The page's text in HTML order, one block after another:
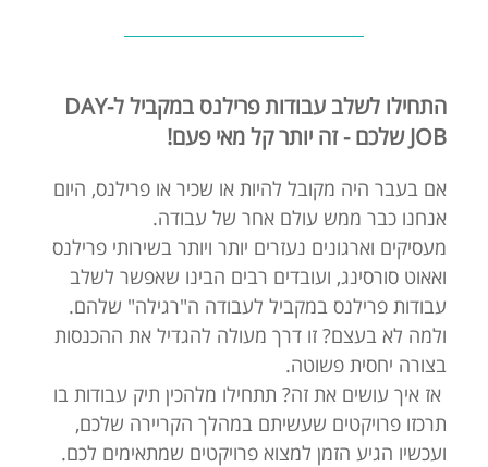
התחילו לשלב עבודות פרילנס במקביל ל-DAY
JOB שלכם - זה יותר קל מאי פעם!
אם בעבר היה מקובל להיות או שכיר או פרילנס, היום
אנחנו כבר ממש עולם אחר של עבודה.
מעסיקים וארגונים נעזרים יותר ויותר בשירותי פרילנס
ואאוט סורסינג, ועובדים רבים הבינו שאפשר לשלב
עבודות פרילנס במקביל לעבודה ה"רגילה" שלהם.
ולמה לא בעצם? זו דרך מעולה להגדיל את ההכנסות
בצורה יחסית פשוטה.
אז איך עושים את זה? תתחילו מלהכין תיק עבודות בו
תרכזו פרויקטים שעשיתם במהלך הקריירה שלכם,
ועכשיו הגיע הזמן למצוא פרויקטים שמתאימים לכם.